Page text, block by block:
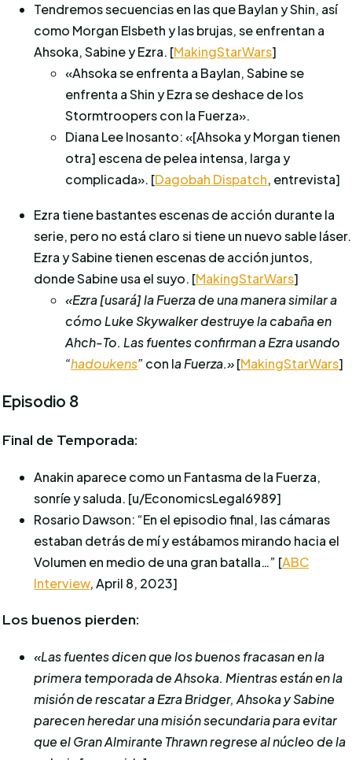
Tendremos secuencias en las que Baylan y Shin, así
como Morgan Elsbeth y las brujas, se enfrentan a
Ahsoka, Sabine y Ezra. [MakingStarWars]
«Ahsoka se enfrenta a Baylan, Sabine se
enfrenta a Shin y Ezra se deshace de los
Stormtroopers con la Fuerza».
Diana Lee Inosanto: «[Ahsoka y Morgan tienen
otra] escena de pelea intensa, larga y
complicada». [Dagobah Dispatch, entrevista]
Ezra tiene bastantes escenas de acción durante la
serie, pero no está claro si tiene un nuevo sable láser.
Ezra y Sabine tienen escenas de acción juntos,
donde Sabine usa el suyo. [MakingStarWars]
«Ezra [usará] la Fuerza de una manera similar a
cómo Luke Skywalker destruye la cabaña en
Ahch-To. Las fuentes confirman a Ezra usando
“hadoukens”con la Fuerza.»[MakingStarWars]
Episodio 8
Final de Temporada:
Anakin aparece como un Fantasma de la Fuerza,
sonríe y saluda. [u/EconomicsLegal6989]
Rosario Dawson: “En el episodio final, las cámaras
estaban detrás de mí y estábamos mirando hacia el
Volumen en medio de una gran batalla…” [ABC
Interview, April 8, 2023]
Los buenos pierden:
«Las fuentes dicen que los buenos fracasan en la
primera temporada de Ahsoka. Mientras están en la
misión de rescatar a Ezra Bridger, Ahsoka y Sabine
parecen heredar una misión secundaria para evitar
que el Gran Almirante Thrawn regrese al núcleo de la